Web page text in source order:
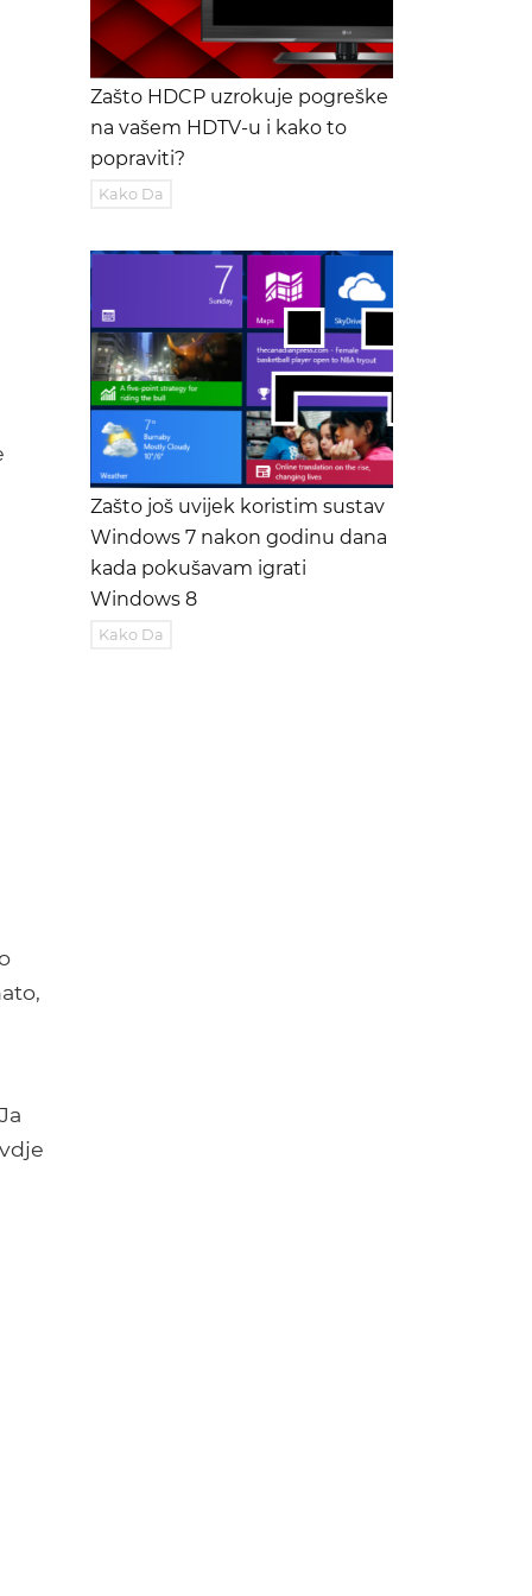
Zašto HDCP uzrokuje pogreške
na vašem HDTV-u i kako to
popraviti?
Kako Da
Zašto još uvijek koristim sustav
Windows 7 nakon godinu dana
kada pokušavam igrati
Windows 8
Kako Da